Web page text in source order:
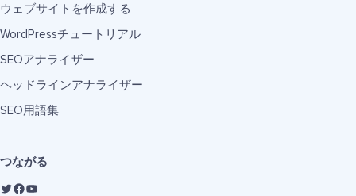
ウェブサイトを作成する
WordPressチュートリアル
SEOアナライザー
ヘッドラインアナライザー
SEO用語集
つながる